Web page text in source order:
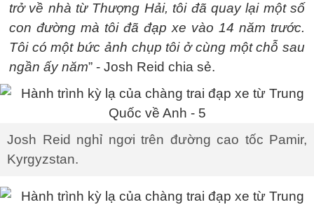
trở về nhà từ Thượng Hải, tôi đã quay lại một số
con đường mà tôi đã đạp xe vào 14 năm trước.
Tôi có một bức ảnh chụp tôi ở cùng một chỗ sau
ngần ấy năm” - Josh Reid chia sẻ.
Josh Reid nghỉ ngơi trên đường cao tốc Pamir,
Kyrgyzstan.